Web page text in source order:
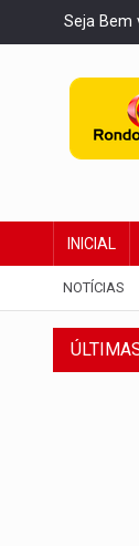
Seja Bem
INICIAL
NOTÍCIAS